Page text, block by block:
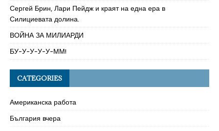
Сергей Брин, Лари Пейдж и краят на една ера в
Силициевата долина.
ВОЙНА ЗА МИЛИАРДИ
БУ-У-У-У-У-ММ!
CATEGORIES
Американска работа
България вчера